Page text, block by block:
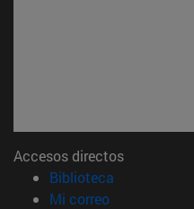
Accesos directos
Biblioteca
Mi correo(abre en